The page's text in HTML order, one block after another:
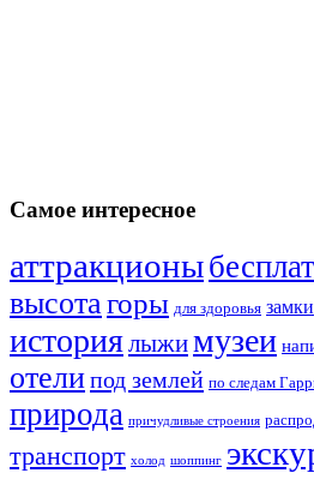
Самое интересное
аттракционы
высота горы для здоровья замки
историялыжимузеи
отелипод землей по следам
природа причудливые строения
транспорт холод шоппинг